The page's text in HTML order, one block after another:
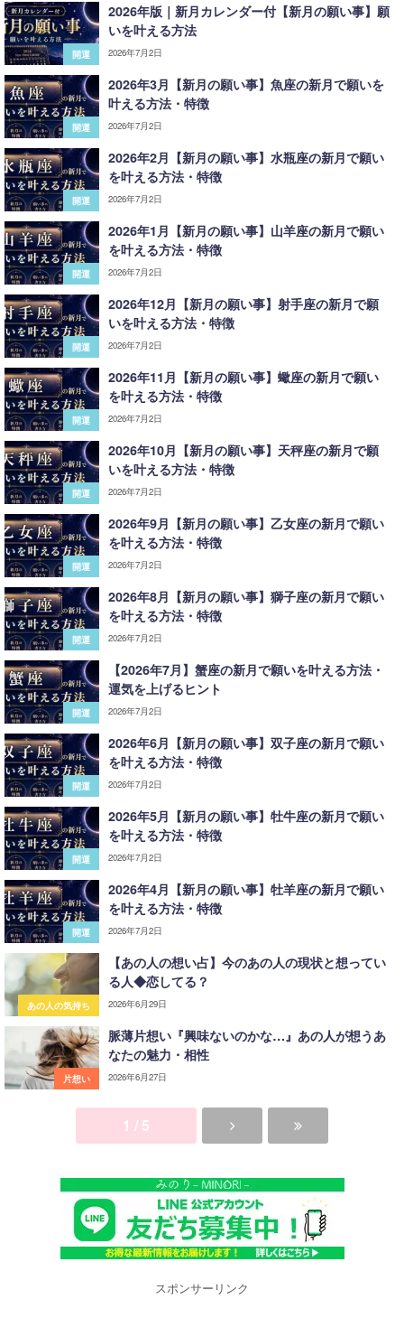
開運
2026年版｜新月カレンダー付【新月の願い事】願
いを叶える方法
2026年7月2日
開運
2026年3月【新月の願い事】魚座の新月で願いを
叶える方法・特徴
2026年7月2日
開運
2026年2月【新月の願い事】水瓶座の新月で願い
を叶える方法・特徴
2026年7月2日
開運
2026年1月【新月の願い事】山羊座の新月で願い
を叶える方法・特徴
2026年7月2日
開運
2026年12月【新月の願い事】射手座の新月で願
いを叶える方法・特徴
2026年7月2日
開運
2026年11月【新月の願い事】蠍座の新月で願い
を叶える方法・特徴
2026年7月2日
開運
2026年10月【新月の願い事】天秤座の新月で願
いを叶える方法・特徴
2026年7月2日
開運
2026年9月【新月の願い事】乙女座の新月で願い
を叶える方法・特徴
2026年7月2日
開運
2026年8月【新月の願い事】獅子座の新月で願い
を叶える方法・特徴
2026年7月2日
開運
【2026年7月】蟹座の新月で願いを叶える方法・
運気を上げるヒント
2026年7月2日
開運
2026年6月【新月の願い事】双子座の新月で願い
を叶える方法・特徴
2026年7月2日
開運
2026年5月【新月の願い事】牡牛座の新月で願い
を叶える方法・特徴
2026年7月2日
開運
2026年4月【新月の願い事】牡羊座の新月で願い
を叶える方法・特徴
2026年7月2日
あの人の気持ち
【あの人の想い占】今のあの人の現状と想ってい
る人◆恋してる？
2026年6月29日
片想い
脈薄片想い『興味ないのかな…』あの人が想うあ
なたの魅力・相性
2026年6月27日
1 / 5
スポンサーリンク